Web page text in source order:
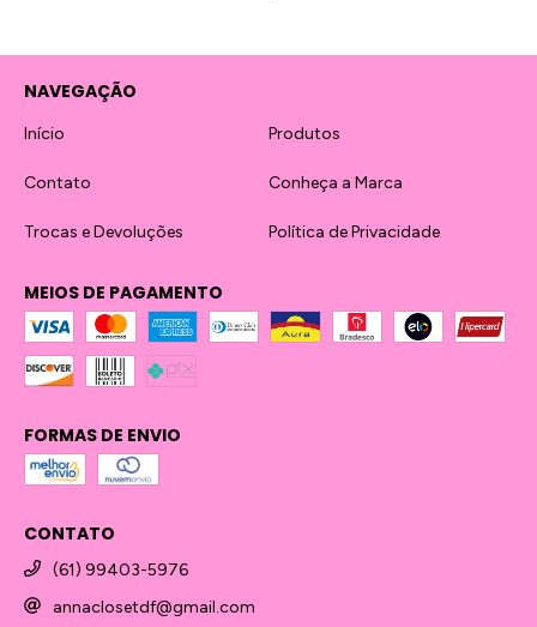
NAVEGAÇÃO
Início Produtos
Contato Conheça a Marca
Trocas e Devoluções Política de Privacidade
MEIOS DE PAGAMENTO
FORMAS DE ENVIO
CONTATO
(61) 99403-5976
annaclosetdf@gmail.com